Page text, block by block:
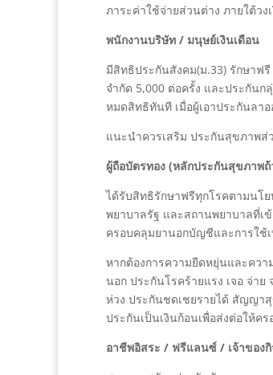
ภาระค่าใช้จ่ายส่วนต่าง ภายใต้ว
พนักงานบริษัท / มนุษย์เงินเดือน
มีสิทธิประกันสังคม(ม.33) รักษาฟ
จำกัด 5,000 ต่อครั้ง และประกันก
หมดสิทธิทันที เมื่อผู้เอาประกันลาอ
แนะนำควรเสริม ประกันสุขภาพส่
ผู้ถือบัตรทอง (หลักประกันสุขภาพ
ได้รับสิทธิรักษาฟรีทุกโรคตามนโ
พยาบาลรัฐ และสถานพยาบาลที่เ
ครอบคลุมยานอกบัญชีและการใช้
หากต้องการความยืดหยุ่นและคว
นอก ประกันโรคร้ายแรง เจอ จ่า
ห่วง ประกันชดเชยรายได้ สัญญา
ประกันเป็นเงินก้อนเพื่อส่งต่อให้ค
อาชีพอิสระ / ฟรีแลนซ์ / เจ้าของกิ